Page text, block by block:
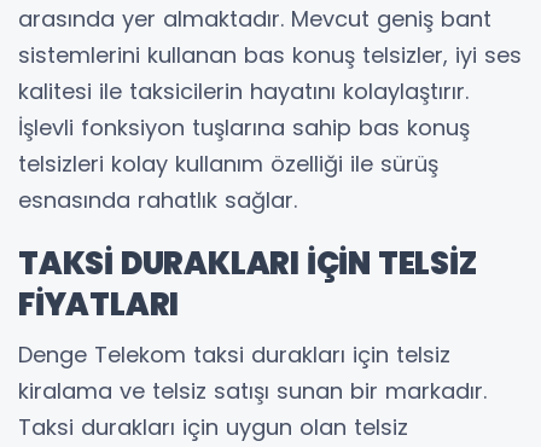
arasında yer almaktadır. Mevcut geniş bant
sistemlerini kullanan bas konuş telsizler, iyi ses
kalitesi ile taksicilerin hayatını kolaylaştırır.
İşlevli fonksiyon tuşlarına sahip bas konuş
telsizleri kolay kullanım özelliği ile sürüş
esnasında rahatlık sağlar.
TAKSİ DURAKLARI İÇİN TELSİZ
FİYATLARI
Denge Telekom taksi durakları için telsiz
kiralama ve telsiz satışı sunan bir markadır.
Taksi durakları için uygun olan telsiz